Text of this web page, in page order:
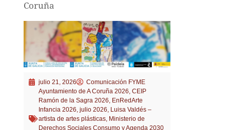
Coruña
julio 21, 2026
Comunicación FYME
Ayuntamiento de A Coruña 2026, CEIP
Ramón de la Sagra 2026, EnRedArte
Infancia 2026, julio 2026, Luisa Valdés –
artista de artes plásticas, Ministerio de
Derechos Sociales Consumo y Agenda 2030